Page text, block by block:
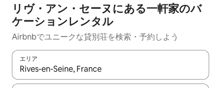
リヴ・アン・セーヌにある一軒家のバ
ケーションレンタル
Airbnbでユニークな貸別荘を検索・予約しよう
エリア
検索結果が表示されたら、上下の矢印キーを使って移動するか